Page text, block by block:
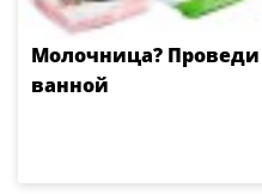
Молочница?
ванной